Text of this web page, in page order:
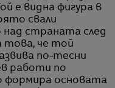
е видна фигура в
свали
над страната след
това, че той
по-тесни
работи по
формира основата